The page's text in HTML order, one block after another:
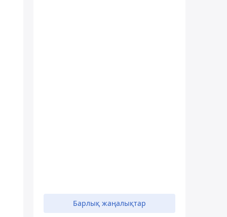
Барлық жаңалықтар